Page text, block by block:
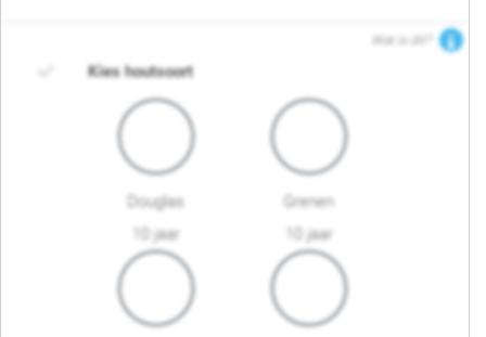
Wat is dit?
Kies houtsoort
Douglas
10 jaar
Grenen
10 jaar